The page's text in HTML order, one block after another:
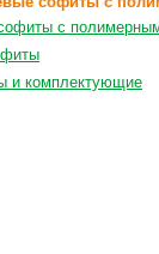
с
и комплектующие